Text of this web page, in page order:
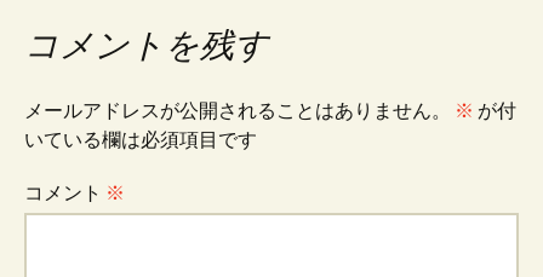
ビ
ゲ
ー
コメントを残す
メールアドレスが公開されることはありません。 ※ が付
いている欄は必須項目です
コメント ※